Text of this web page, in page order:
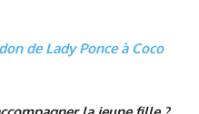
de Lady Ponce à Coco